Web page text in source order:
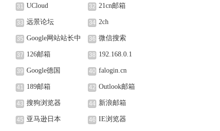
31 UCloud 32 21cn邮箱
33 远景论坛 34 2ch
35 Google网站站长中
心
36 微信搜索
37 126邮箱 38 192.168.0.1
39 Google德国 40 falogin.cn
41 189邮箱 42 Outlook邮箱
43 搜狗浏览器 44 新浪邮箱
45 亚马逊日本 46 IE浏览器